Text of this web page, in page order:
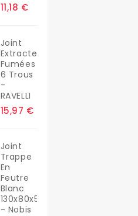
11,18 €
Joint
Extracteur
Fumées
6 Trous
-
RAVELLI
15,97 €
Joint
Trappe
En
Feutre
Blanc
130x80x5
- Nobis